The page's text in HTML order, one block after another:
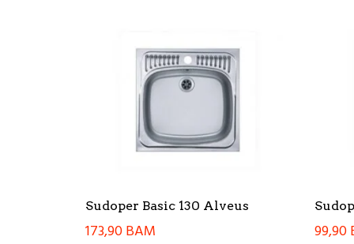
Sudoper Basic 130 Alveus
173,90BAM 99,90